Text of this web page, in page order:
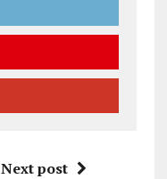
Next post